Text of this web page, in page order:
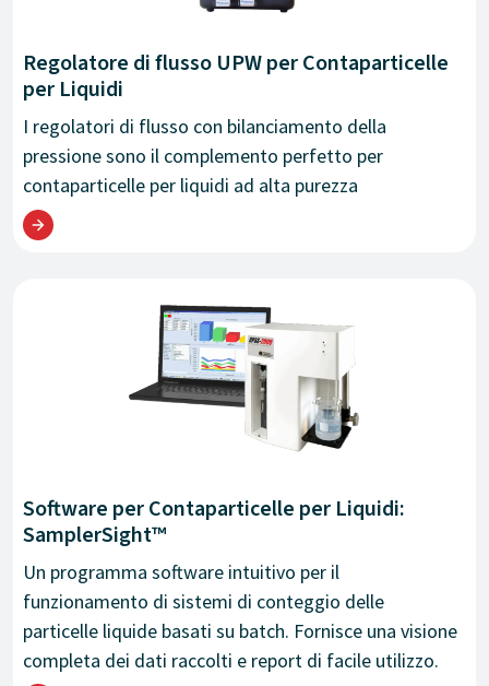
Regolatore di flusso UPW per Contaparticelle
per Liquidi
I regolatori di flusso con bilanciamento della
pressione sono il complemento perfetto per
contaparticelle per liquidi ad alta purezza
Software per Contaparticelle per Liquidi:
SamplerSight™
Un programma software intuitivo per il
funzionamento di sistemi di conteggio delle
particelle liquide basati su batch. Fornisce una visione
completa dei dati raccolti e report di facile utilizzo.